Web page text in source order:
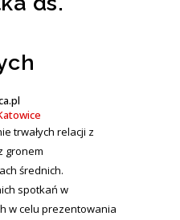
trwałych relacji z
gronem
średnich.
spotkań w
w celu prezentowania